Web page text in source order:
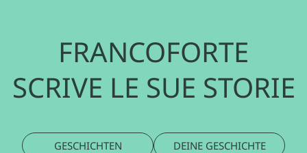
FRANCOFORTE
SCRIVE LE SUE STORIE
GESCHICHTEN
DEINE GESCHICHTE